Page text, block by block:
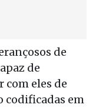
de
de
com eles de
codificadas em